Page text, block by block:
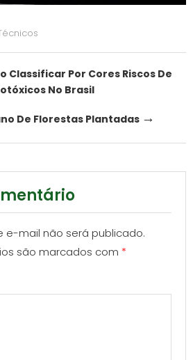
Classificar Por Cores Riscos De
No Brasil
De Florestas Plantadas →
e-mail não será publicado.
são marcados com *